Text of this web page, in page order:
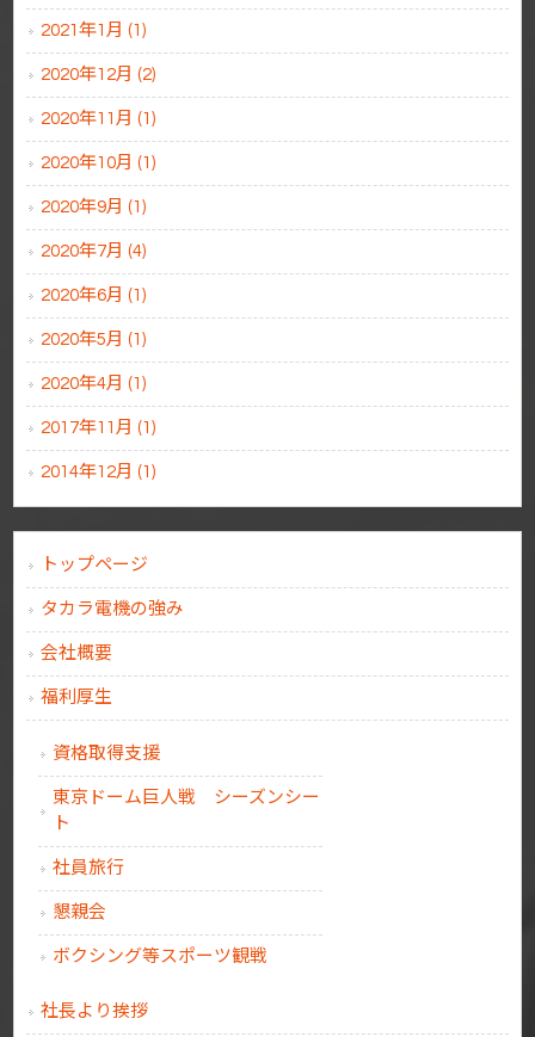
2021年1月 (1)
2020年12月 (2)
2020年11月 (1)
2020年10月 (1)
2020年9月 (1)
2020年7月 (4)
2020年6月 (1)
2020年5月 (1)
2020年4月 (1)
2017年11月 (1)
2014年12月 (1)
トップページ
タカラ電機の強み
会社概要
福利厚生
資格取得支援
東京ドーム巨人戦 シーズンシー
ト
社員旅行
懇親会
ボクシング等スポーツ観戦
社長より挨拶